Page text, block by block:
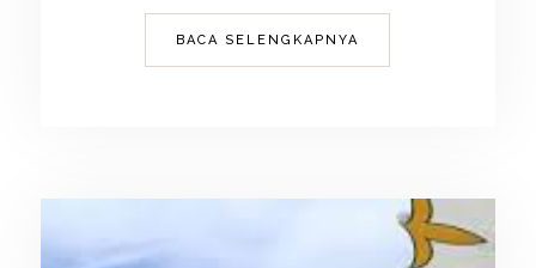
BACA SELENGKAPNYA